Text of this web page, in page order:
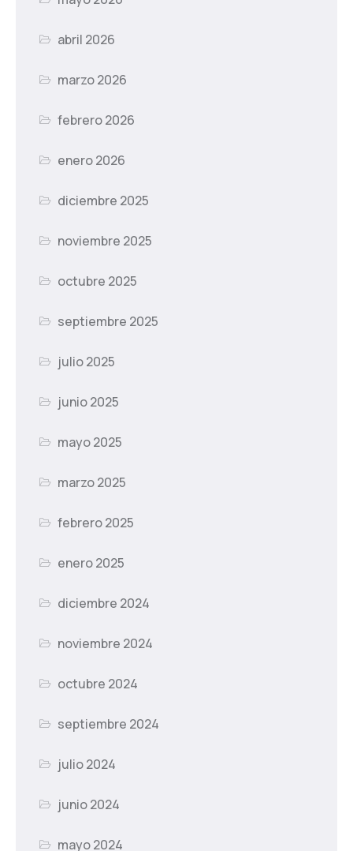
abril 2026
marzo 2026
febrero 2026
enero 2026
diciembre 2025
noviembre 2025
octubre 2025
septiembre 2025
julio 2025
junio 2025
mayo 2025
marzo 2025
febrero 2025
enero 2025
diciembre 2024
noviembre 2024
octubre 2024
septiembre 2024
julio 2024
junio 2024
mayo 2024